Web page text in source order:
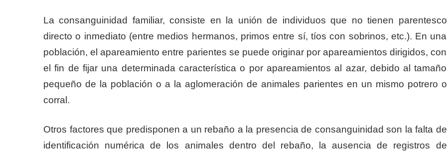
La consanguinidad familiar, consiste en la unión de individuos que no tienen parentesco
directo o inmediato (entre medios hermanos, primos entre sí, tíos con sobrinos, etc.). En una
población, el apareamiento entre parientes se puede originar por apareamientos dirigidos, con
el fin de fijar una determinada característica o por apareamientos al azar, debido al tamaño
pequeño de la población o a la aglomeración de animales parientes en un mismo potrero o
corral.
Otros factores que predisponen a un rebaño a la presencia de consanguinidad son la falta de
identificación numérica de los animales dentro del rebaño, la ausencia de registros de